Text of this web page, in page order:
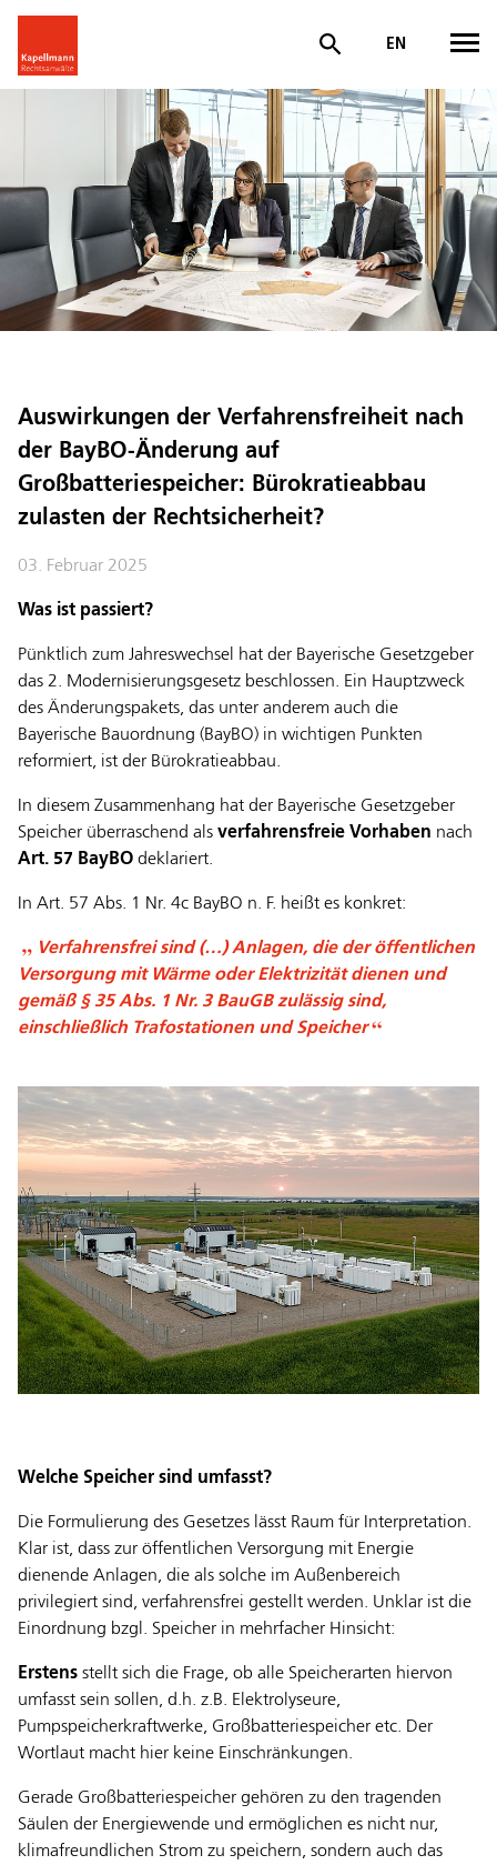
EN
Auswirkungen der Verfahrensfreiheit nach
der BayBO-Änderung auf
Großbatteriespeicher: Bürokratieabbau
zulasten der Rechtsicherheit?
03. Februar 2025
Was ist passiert?
Pünktlich zum Jahreswechsel hat der Bayerische Gesetzgeber
das 2. Modernisierungsgesetz beschlossen. Ein Hauptzweck
des Änderungspakets, das unter anderem auch die
Bayerische Bauordnung (BayBO) in wichtigen Punkten
reformiert, ist der Bürokratieabbau.
In diesem Zusammenhang hat der Bayerische Gesetzgeber
Speicher überraschend als verfahrensfreie Vorhaben nach
Art. 57 BayBO deklariert.
In Art. 57 Abs. 1 Nr. 4c BayBO n. F. heißt es konkret:
Verfahrensfrei sind (…) Anlagen, die der öffentlichen
Versorgung mit Wärme oder Elektrizität dienen und
gemäß § 35 Abs. 1 Nr. 3 BauGB zulässig sind,
einschließlich Trafostationen und Speicher
Welche Speicher sind umfasst?
Die Formulierung des Gesetzes lässt Raum für Interpretation.
Klar ist, dass zur öffentlichen Versorgung mit Energie
dienende Anlagen, die als solche im Außenbereich
privilegiert sind, verfahrensfrei gestellt werden. Unklar ist die
Einordnung bzgl. Speicher in mehrfacher Hinsicht:
Erstens stellt sich die Frage, ob alle Speicherarten hiervon
umfasst sein sollen, d.h. z.B. Elektrolyseure,
Pumpspeicherkraftwerke, Großbatteriespeicher etc. Der
Wortlaut macht hier keine Einschränkungen.
Gerade Großbatteriespeicher gehören zu den tragenden
Säulen der Energiewende und ermöglichen es nicht nur,
klimafreundlichen Strom zu speichern, sondern auch das